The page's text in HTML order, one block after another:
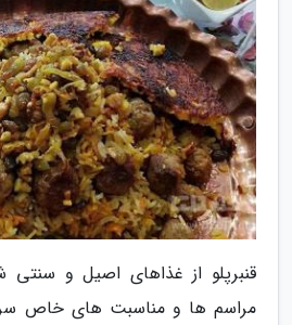
قنبرپلو از غذاهای اصیل و
مراسم ها و مناسبت های خاص